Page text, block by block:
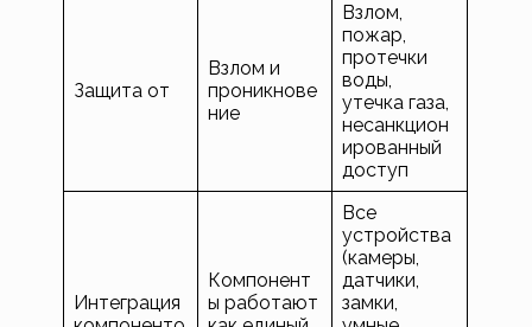
Защита от
Взлом и
проникнове
ние
Взлом,
пожар,
протечки
воды,
утечка газа,
несанкцион
ированный
доступ
Интеграция
Компонент
ы работают
Все
устройства
(камеры,
датчики,
замки,